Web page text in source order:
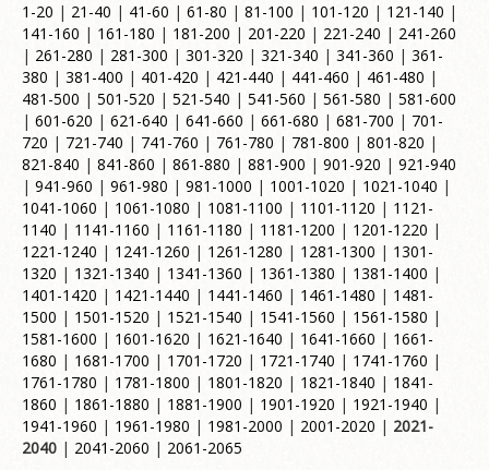
1-20 | 21-40 | 41-60 | 61-80 | 81-100 | 101-120 | 121-140 |
141-160 | 161-180 | 181-200 | 201-220 | 221-240 | 241-260
| 261-280 | 281-300 | 301-320 | 321-340 | 341-360 | 361-
380 | 381-400 | 401-420 | 421-440 | 441-460 | 461-480 |
481-500 | 501-520 | 521-540 | 541-560 | 561-580 | 581-600
| 601-620 | 621-640 | 641-660 | 661-680 | 681-700 | 701-
720 | 721-740 | 741-760 | 761-780 | 781-800 | 801-820 |
821-840 | 841-860 | 861-880 | 881-900 | 901-920 | 921-940
| 941-960 | 961-980 | 981-1000 | 1001-1020 | 1021-1040 |
1041-1060 | 1061-1080 | 1081-1100 | 1101-1120 | 1121-
1140 | 1141-1160 | 1161-1180 | 1181-1200 | 1201-1220 |
1221-1240 | 1241-1260 | 1261-1280 | 1281-1300 | 1301-
1320 | 1321-1340 | 1341-1360 | 1361-1380 | 1381-1400 |
1401-1420 | 1421-1440 | 1441-1460 | 1461-1480 | 1481-
1500 | 1501-1520 | 1521-1540 | 1541-1560 | 1561-1580 |
1581-1600 | 1601-1620 | 1621-1640 | 1641-1660 | 1661-
1680 | 1681-1700 | 1701-1720 | 1721-1740 | 1741-1760 |
1761-1780 | 1781-1800 | 1801-1820 | 1821-1840 | 1841-
1860 | 1861-1880 | 1881-1900 | 1901-1920 | 1921-1940 |
1941-1960 | 1961-1980 | 1981-2000 | 2001-2020 | 2021-
2040 | 2041-2060 | 2061-2065